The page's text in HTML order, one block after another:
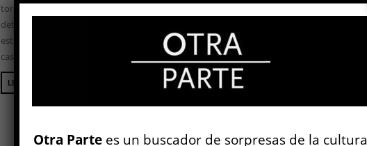
torno a una figura, una imagen o un
detalle recordados. Pero lo que distingue a
este nuevo libro es que arma una serie
casi novelesca: la poeta encontró en ...
LEER MÁS
Otra Parte es un buscador de sorpresas de la cultura